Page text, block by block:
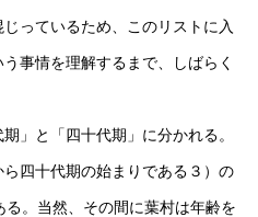
っているため、このリストに入
事情を理解するまで、しばらく
」と「四十代期」に分かれる。
四十代期の始まりである３）の
。当然、その間に葉村は年齢を